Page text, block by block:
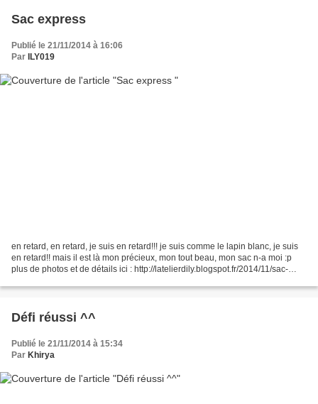
Sac express
Publié le 21/11/2014 à 16:06
Par ILY019
en retard, en retard, je suis en retard!!! je suis comme le lapin blanc, je suis
en retard!! mais il est là mon précieux, mon tout beau, mon sac n-a moi :p
plus de photos et de détails ici : http://latelierdily.blogspot.fr/2014/11/sac-
Défi réussi ^^
Publié le 21/11/2014 à 15:34
Par Khirya